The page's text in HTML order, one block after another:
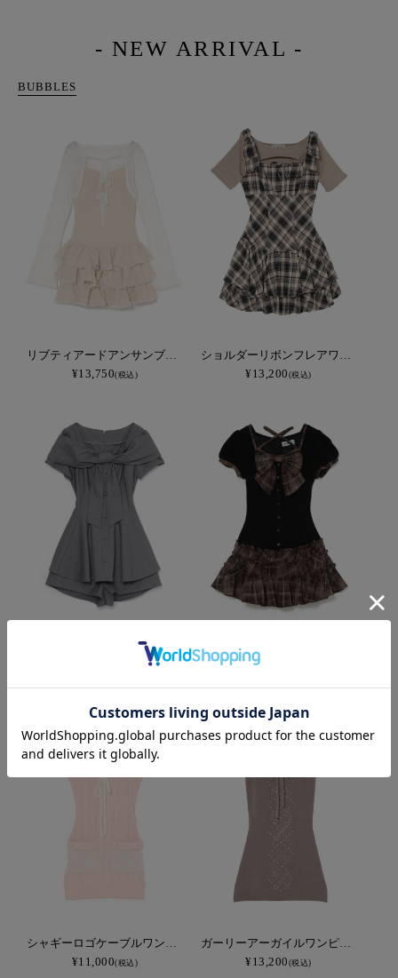
- NEW ARRIVAL -
BUBBLES
リブティアードアンサンブルワンピース
¥13,750(税込)
ショルダーリボンフレアワンピース
¥13,200 (税込)
リボンフレアペプラムセットアップ
¥11,000
シャギーロゴケーブルワンピース
¥11,000(税込)
ガーリーアーガイルワンピース
¥13,200 (税込)